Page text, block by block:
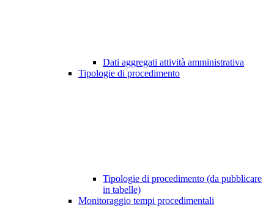
Dati aggregati attività amministrativa
Tipologie di procedimento
Tipologie di procedimento (da pubblicare
in tabelle)
Monitoraggio tempi procedimentali